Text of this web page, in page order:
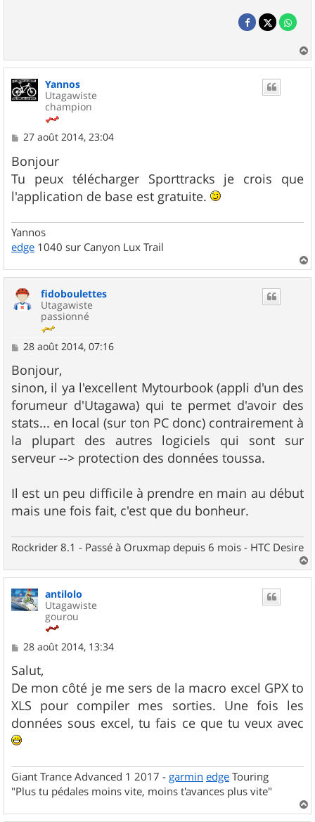
a
Yannos
Utagawiste
champion
M
s
s
a
g
e
27 août 2014, 23:04
Bonjour
Tu peux télécharger Sporttracks je crois que
l'application de base est gratuite.
Yannos
edge 1040 sur Canyon Lux Trail
a
fidoboulettes
Utagawiste
passionné
M
s
s
a
g
e
28 août 2014, 07:16
Bonjour,
sinon, il ya l'excellent Mytourbook (appli d'un des
forumeur d'Utagawa) qui te permet d'avoir des
stats... en local (sur ton PC donc) contrairement à
la plupart des autres logiciels qui sont sur
serveur --> protection des données toussa.
Il est un peu difficile à prendre en main au début
mais une fois fait, c'est que du bonheur.
Rockrider 8.1 - Passé à Oruxmap depuis 6 mois - HTC Desire
a
u
antilolo
Utagawiste
gourou
M
s
s
a
g
e
28 août 2014, 13:34
Salut,
De mon côté je me sers de la macro excel GPX to
XLS pour compiler mes sorties. Une fois les
données sous excel, tu fais ce que tu veux avec
Giant Trance Advanced 1 2017 - garmin edge Touring
"Plus tu pédales moins vite, moins t'avances plus vite"
a